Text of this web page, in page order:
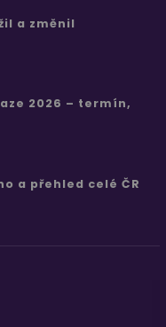
a změnil
2026 – termín,
a přehled celé ČR